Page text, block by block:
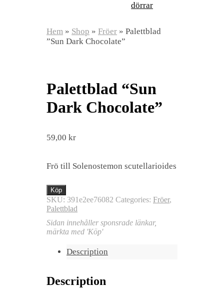
dörrar
Hem » Shop » Fröer » Palettblad
”Sun Dark Chocolate”
Palettblad “Sun
Dark Chocolate”
59,00 kr
Frö till Solenostemon scutellarioides
Köp
SKU: 391e2ee76082 Categories: Fröer,
Palettblad
Sidan innehåller sponsrade länkar,
märkta med 'Köp'
Description
Description